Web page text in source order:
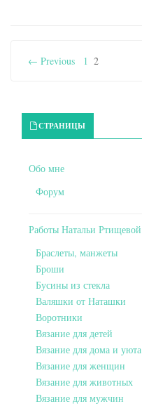
← Previous 1 2
Primary Sidebar
СТРАНИЦЫ
Обо мне
Форум
Работы Натальи Ртищевой
Браслеты, манжеты
Броши
Бусины из стекла
Валяшки от Наташки
Воротники
Вязание для детей
Вязание для дома и уюта
Вязание для женщин
Вязание для животных
Вязание для мужчин